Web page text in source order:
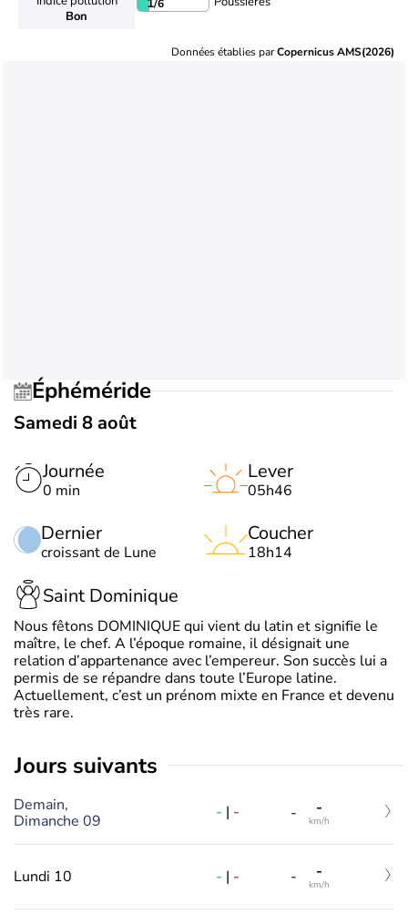
Bon
/6
Données établies parCopernicus AMS(2026)
Éphéméride
Samedi 8 août
Journée
0 min
Dernier
croissant de Lune
Lever
05h46
Coucher
18h14
Saint Dominique
Nous fêtons DOMINIQUE qui vient du latin et signifie le
maître, le chef. A l’époque romaine, il désignait une
relation d’appartenance avec l’empereur. Son succès lui a
permis de se répandre dans toute l’Europe latine.
Actuellement, c’est un prénom mixte en France et devenu
très rare.
jours suivants
Demain,
Dimanche 09
- | - - -
km/h
Lundi 10 - | - - -
km/h